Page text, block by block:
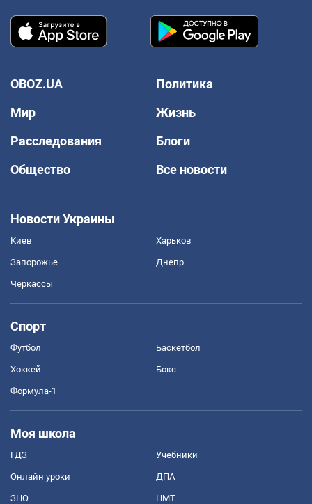
OBOZ.UA
Политика
Мир
Жизнь
Расследования
Блоги
Общество
Все новости
Новости Украины
Киев Харьков
Запорожье Днепр
Черкассы
Спорт
Футбол Баскетбол
Хоккей Бокс
Формула-1
Моя школа
ГДЗ Учебники
Онлайн уроки ДПА
ЗНО НМТ